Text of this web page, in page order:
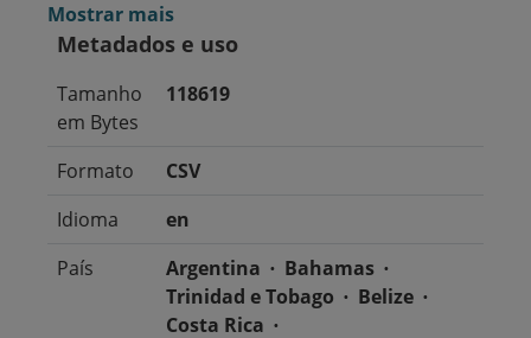
Mostrar mais
Metadados e uso
Tamanho
em Bytes
118619
Formato
CSV
Idioma
en
País
Argentina
Bahamas
Trinidad e Tobago
Belize
Costa Rica